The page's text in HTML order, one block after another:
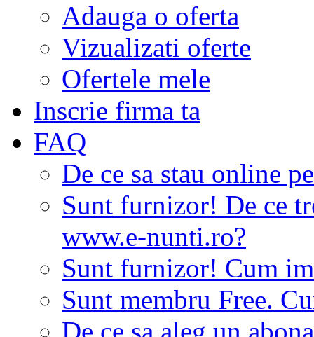
Adauga o oferta
Vizualizati oferte
Ofertele mele
Inscrie firma ta
FAQ
De ce sa stau online
Sunt furnizor! De ce
www.e-nunti.ro?
Sunt furnizor! Cum
Sunt membru Free.
De ce sa aleg un